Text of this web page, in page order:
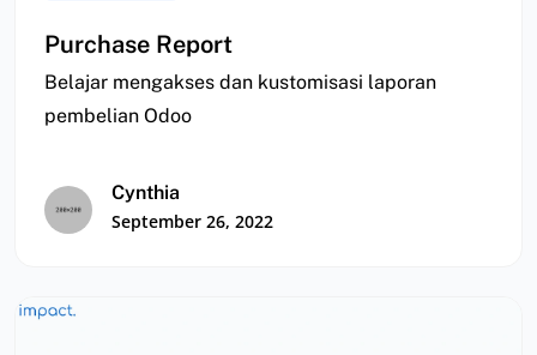
Purchase Report
Belajar mengakses dan kustomisasi laporan
pembelian Odoo
Cynthia
September 26, 2022